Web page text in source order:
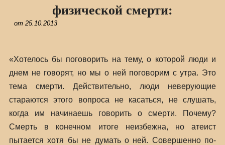
физической смерти:
от 25.10.2013
«Хотелось бы поговорить на тему, о которой люди и
днем не говорят, но мы о ней поговорим с утра. Это
тема смерти. Действительно, люди неверующие
стараются этого вопроса не касаться, не слушать,
когда им начинаешь говорить о смерти. Почему?
Смерть в конечном итоге неизбежна, но атеист
пытается хотя бы не думать о ней. Совершенно по-